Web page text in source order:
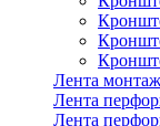
Лента
Лента
Лента